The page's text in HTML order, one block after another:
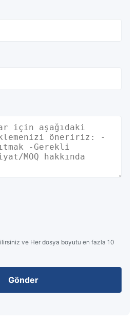
ve Her dosya boyutu en fazla 10
Gönder